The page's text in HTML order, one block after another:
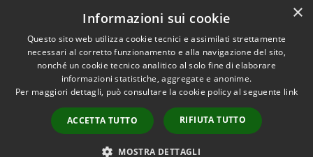
Dichiarazione di accessibilità
Accessibilità
Copyright © 2026 • Città di
Andria • Powered by
Municipium•
Accesso
redazione
×
Informazioni sui cookie
Questo sito web utilizza cookie tecnici e assimilati strettamente
necessari al corretto funzionamento e alla navigazione del sito,
nonché un cookie tecnico analitico al solo fine di elaborare
informazioni statistiche, aggregate e anonime.
Per maggiori dettagli, può consultare la cookie policy al seguente link
ACCETTA TUTTO RIFIUTA TUTTO
MOSTRA DETTAGLI